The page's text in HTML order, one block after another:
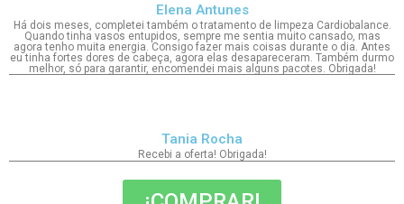
Elena Antunes
Há dois meses, completei também o tratamento de limpeza Cardiobalance.
Quando tinha vasos entupidos, sempre me sentia muito cansado, mas
agora tenho muita energia. Consigo fazer mais coisas durante o dia. Antes
eu tinha fortes dores de cabeça, agora elas desapareceram. Também durmo
melhor, só para garantir, encomendei mais alguns pacotes. Obrigada!
Tania Rocha
Recebi a oferta! Obrigada!